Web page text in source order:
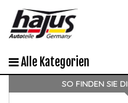
Alle Kategorien
SO FINDEN SIE